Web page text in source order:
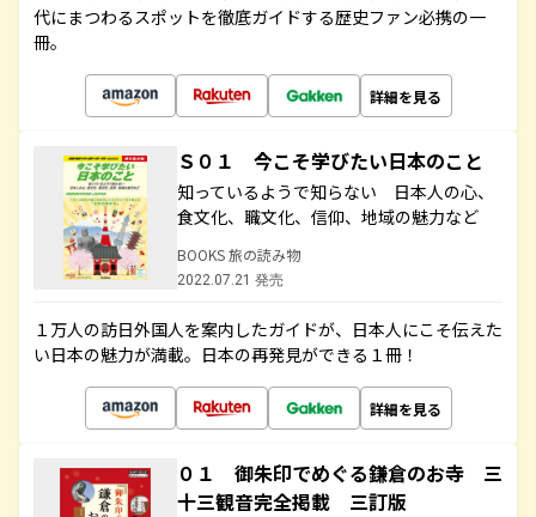
代にまつわるスポットを徹底ガイドする歴史ファン必携の一
冊。
詳細を見る
Ｓ０１ 今こそ学びたい日本のこと
知っているようで知らない 日本人の心、
食文化、職文化、信仰、地域の魅力など
BOOKS 旅の読み物
2022.07.21 発売
１万人の訪日外国人を案内したガイドが、日本人にこそ伝えた
い日本の魅力が満載。日本の再発見ができる１冊！
詳細を見る
０１ 御朱印でめぐる鎌倉のお寺 三
十三観音完全掲載 三訂版